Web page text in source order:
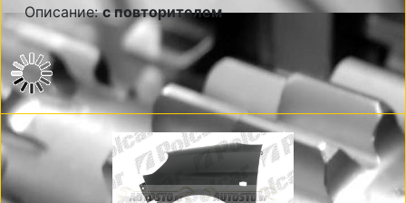
Описание:с повторителем